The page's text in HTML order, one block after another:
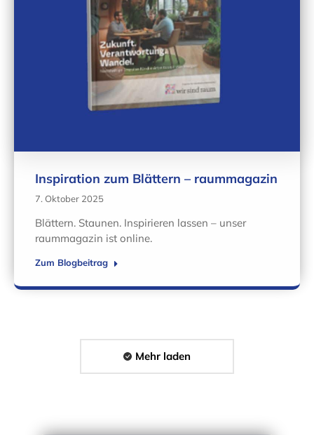
Inspiration zum Blättern – raummagazin
7. Oktober 2025
Blättern. Staunen. Inspirieren lassen – unser
raummagazin ist online.
Zum Blogbeitrag
Mehr laden